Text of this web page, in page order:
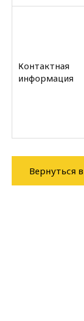
Контактная
информация
Вернуться